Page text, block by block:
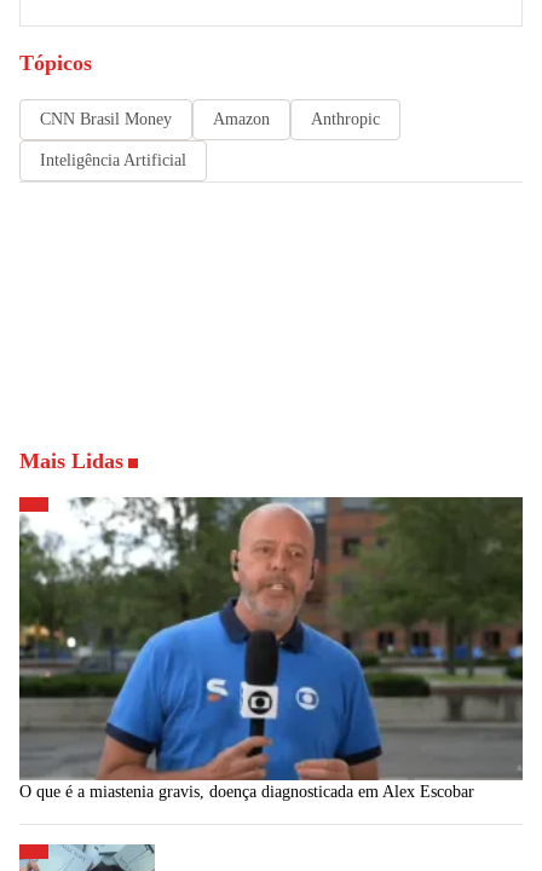
Tópicos
CNN Brasil Money Amazon Anthropic
Inteligência Artificial
Mais Lidas
O que é a miastenia gravis, doença diagnosticada em Alex Escobar